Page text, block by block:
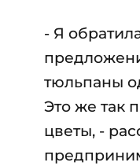
- Я
тюльпаны
Это же так
цветы, -